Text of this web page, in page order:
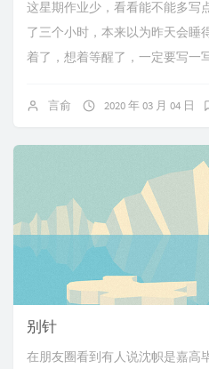
这星期作业少，看看能不能多写
了三个小时，本来以为昨天会睡
着了，想着等醒了，一定要写一
言俞 2020 年 03 月 04 日
别针
在朋友圈看到有人说沈帜是嘉高